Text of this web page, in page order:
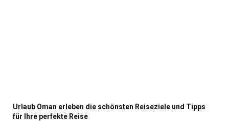
Urlaub Oman erleben die schönsten Reiseziele und Tipps
für Ihre perfekte Reise